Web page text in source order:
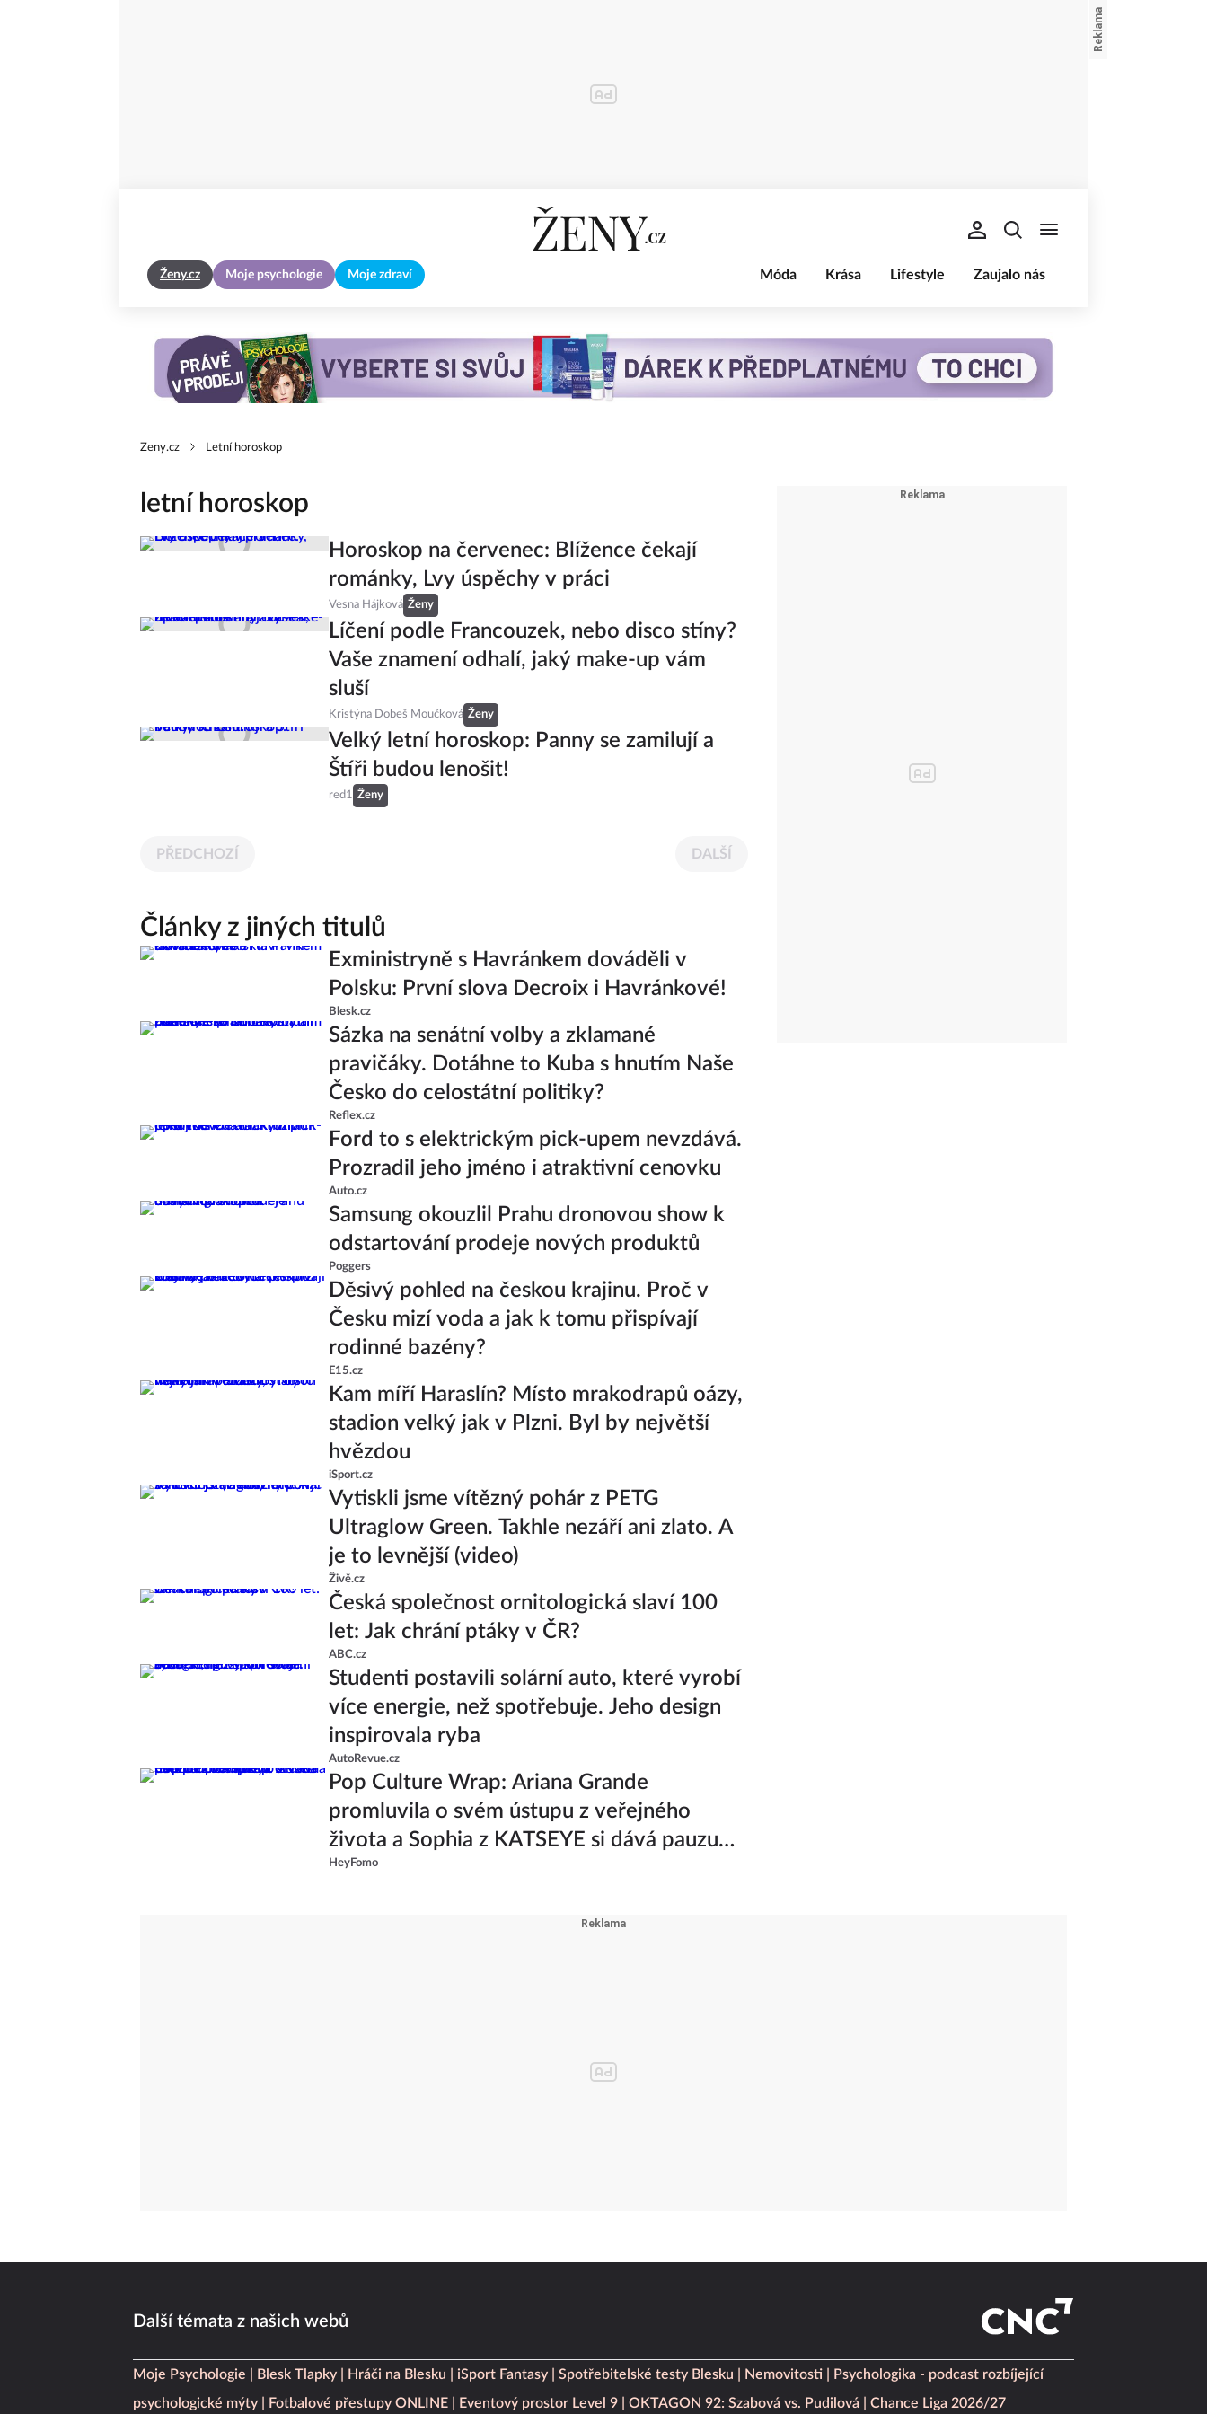
Ženy.cz Moje psychologie Moje zdraví Móda Krása Lifestyle Zaujalo nás
Zeny.cz Letní horoskop
letní horoskop
Horoskop na červenec: Blížence čekají
románky, Lvy úspěchy v práci
Vesna Hájková Ženy
Líčení podle Francouzek, nebo disco stíny?
Vaše znamení odhalí, jaký make-up vám
sluší
Kristýna Dobeš Moučková Ženy
Velký letní horoskop: Panny se zamilují a
Štíři budou lenošit!
red1 Ženy
PŘEDCHOZÍ DALŠÍ
Články z jiných titulů
Exministryně s Havránkem dováděli v
Polsku: První slova Decroix i Havránkové!
Blesk.cz
Sázka na senátní volby a zklamané
pravičáky. Dotáhne to Kuba s hnutím Naše
Česko do celostátní politiky?
Reflex.cz
Ford to s elektrickým pick-upem nevzdává.
Prozradil jeho jméno i atraktivní cenovku
Auto.cz
Samsung okouzlil Prahu dronovou show k
odstartování prodeje nových produktů
Poggers
Děsivý pohled na českou krajinu. Proč v
Česku mizí voda a jak k tomu přispívají
rodinné bazény?
E15.cz
Kam míří Haraslín? Místo mrakodrapů oázy,
stadion velký jak v Plzni. Byl by největší
hvězdou
iSport.cz
Vytiskli jsme vítězný pohár z PETG
Ultraglow Green. Takhle nezáří ani zlato. A
je to levnější (video)
Živě.cz
Česká společnost ornitologická slaví 100
let: Jak chrání ptáky v ČR?
ABC.cz
Studenti postavili solární auto, které vyrobí
více energie, než spotřebuje. Jeho design
inspirovala ryba
AutoRevue.cz
Pop Culture Wrap: Ariana Grande
promluvila o svém ústupu z veřejného
života a Sophia z KATSEYE si dává pauzu
od skupiny
HeyFomo
Další témata z našich webů
Moje Psychologie Blesk Tlapky Hráči na Blesku iSport Fantasy Spotřebitelské testy Blesku Nemovitosti
Psychologika - podcast rozbíjející
psychologické mýty
Fotbalové přestupy ONLINE Eventový prostor Level 9 OKTAGON 92: Szabová vs. Pudilová Chance Liga 2026/27